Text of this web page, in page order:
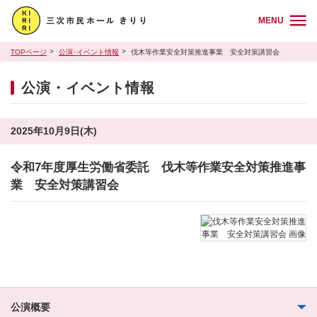
MENU
TOPページ 公演･イベント情報 伐木等作業安全対策推進事業 安全対策講習会
公演・イベント情報
2025年10月9日(木)
令和7年度厚生労働省委託 伐木等作業安全対策推進事
業 安全対策講習会
公演概要